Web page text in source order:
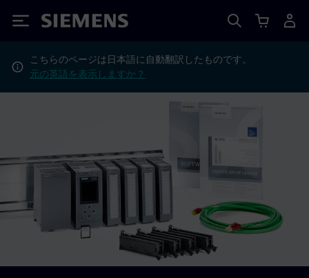
Siemens
こちらのページは日本語に自動翻訳したものです。
元の英語を表示しますか？